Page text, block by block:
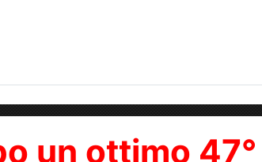
un ottimo